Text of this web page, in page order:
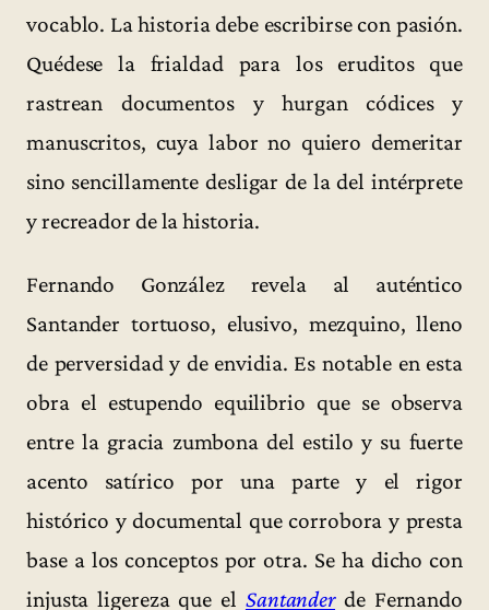
vocablo. La historia debe escribirse con pasión.
Quédese la frialdad para los eruditos que
rastrean documentos y hurgan códices y
manuscritos, cuya labor no quiero demeritar
sino sencillamente desligar de la del intérprete
y recreador de la historia.
Fernando González revela al auténtico
Santander tortuoso, elusivo, mezquino, lleno
de perversidad y de envidia. Es notable en esta
obra el estupendo equilibrio que se observa
entre la gracia zumbona del estilo y su fuerte
acento satírico por una parte y el rigor
histórico y documental que corrobora y presta
base a los conceptos por otra. Se ha dicho con
injusta ligereza que el Santanderde Fernando